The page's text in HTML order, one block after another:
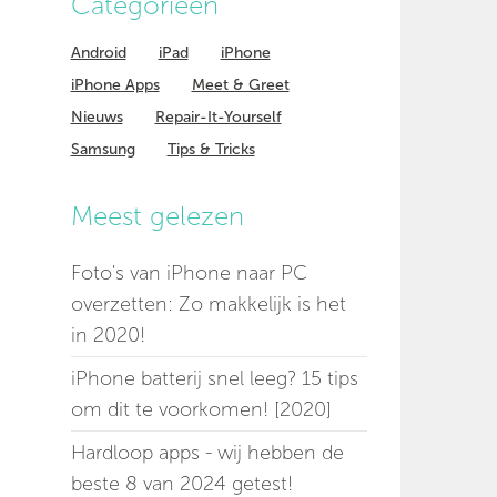
Android iPad
iPhone
iPhone Apps
Meet & Greet
Nieuws
Repair-It-Yourself
Samsung
Tips & Tricks
Meest gelezen
Foto's van iPhone naar PC
overzetten: Zo makkelijk is het
in 2020!
iPhone batterij snel leeg? 15 tips
om dit te voorkomen! [2020]
Hardloop apps - wij hebben de
beste 8 van 2024 getest!